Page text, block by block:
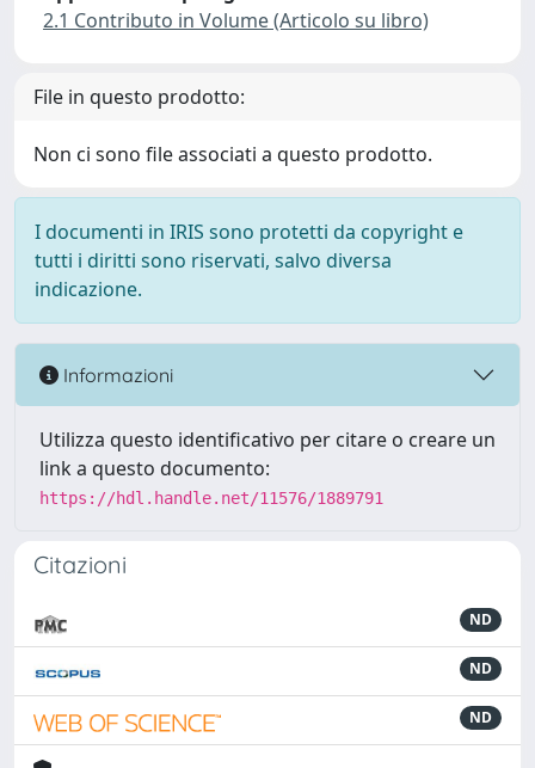
2.1 Contributo in Volume (Articolo su libro)
File in questo prodotto:
Non ci sono file associati a questo prodotto.
I documenti in IRIS sono protetti da copyright e
tutti i diritti sono riservati, salvo diversa
indicazione.
Informazioni
Utilizza questo identificativo per citare o creare un
link a questo documento:
https://hdl.handle.net/11576/1889791
Citazioni
ND
ND
ND